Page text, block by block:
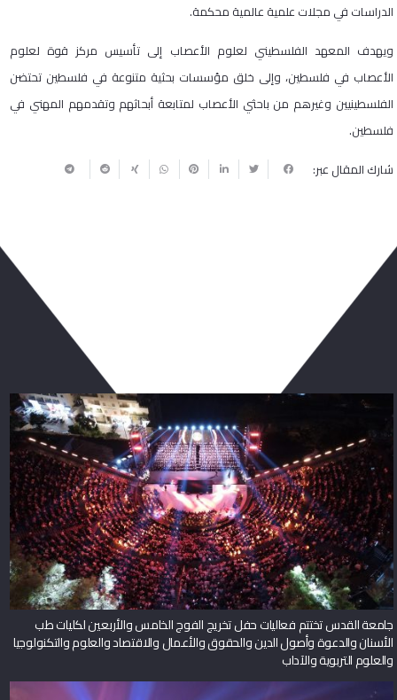
الدراسات في مجلات علمية عالمية محكمة.
ويهدف المعهد الفلسطيني لعلوم الأعصاب إلى تأسيس مركز قوة لعلوم
الأعصاب في فلسطين، وإلى خلق مؤسسات بحثية متنوعة في فلسطين تحتضن
الفلسطينيين وغيرهم من باحثي الأعصاب لمتابعة أبحاثهم وتقدمهم المهني في
فلسطين.
شارك المقال عبر:
جامعة القدس تختتم فعاليات حفل تخريج الفوج الخامس والأربعين لكليات طب
الأسنان والدعوة وأصول الدين والحقوق والأعمال والاقتصاد والعلوم والتكنولوجيا
والعلوم التربوية والآداب